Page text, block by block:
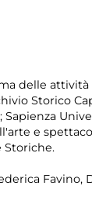
delle
Storico
e
Storiche.